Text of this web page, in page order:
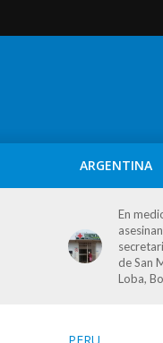
ARGENTINA
En
de San
Loba,